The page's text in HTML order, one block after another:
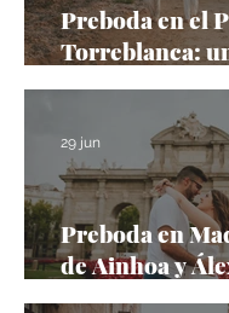
Preboda en el
Torreblanca:
naturaleza, mar
inolvidables
Preboda en
de Ainhoa y
Vía
29 jun